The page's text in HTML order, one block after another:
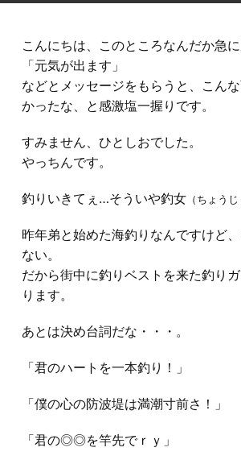
こんにちは、このところなんだか急
「元気が出ます」
などとメッセージをもらうと、こん
かったな、と感激塩一握りです。
すみません、ひとしおでした。
やっちんです。
釣りいきてぇ…そういや釣女 （ちょう
昨年弟と始めた海釣りなんですけど
ない。
だから街中に釣りベストを来た釣り
ります。
あとは決め台詞だな・・・。
「君のハートを一本釣り！」
「僕の心の防波堤は満潮寸前さ！」
「君の◎◎を竿先でｒｙ」